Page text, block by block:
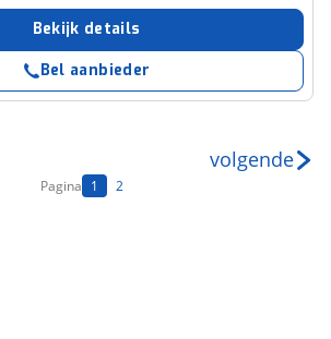
Bekijk details
Bel aanbieder
Pagina 1 2
volgende